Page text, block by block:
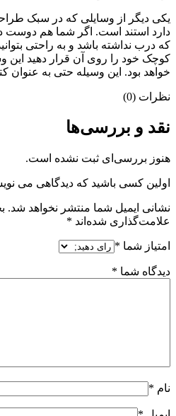
یکی دیگر از وسایلی که در سبک
دارد استند است. اگر شما هم دوست
که درب نداشته باشد و به ­راحتی
کوچک خود را روی آن قرار دهید این
خواهد بود. این وسیله حتی به ­عنوان
نظرات (0)
نقد و بررسی‌ها
هنوز بررسی‌ای ثبت نشده است.
اولین کسی باشید که دیدگاهی می
نشانی ایمیل شما منتشر نخواهد شد.
علامت‌گذاری شده‌اند *
امتیاز شما *
دیدگاه شما *
نام *